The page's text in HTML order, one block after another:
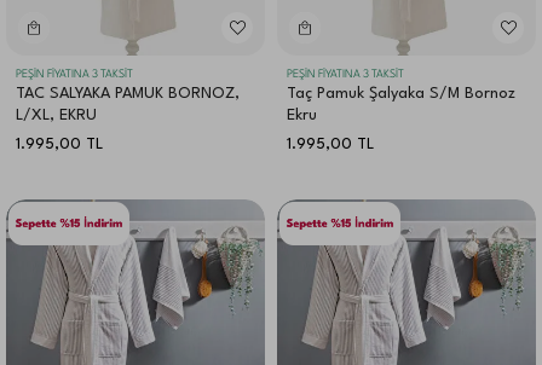
PEŞİN FİYATINA 3 TAKSİT
TAC SALYAKA PAMUK BORNOZ,
L/XL, EKRU
1.995,00 TL
PEŞİN FİYATINA 3 TAKSİT
Taç Pamuk Şalyaka S/M Bornoz
Ekru
1.995,00 TL